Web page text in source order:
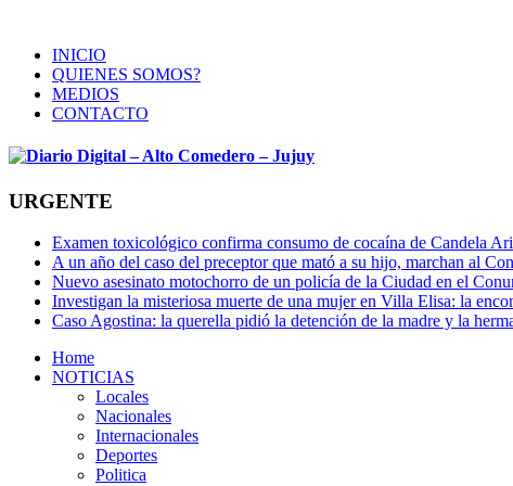
INICIO
QUIENES SOMOS?
MEDIOS
CONTACTO
URGENTE
Examen toxicológico confirma consumo de cocaína de Candela
A un año del caso del preceptor que mató a su hijo, marchan al
Nuevo asesinato motochorro de un policía de la Ciudad en el
Investigan la misteriosa muerte de una mujer en Villa Elisa: la
Caso Agostina: la querella pidió la detención de la madre y la
Home
NOTICIAS
Locales
Nacionales
Internacionales
Deportes
Politica